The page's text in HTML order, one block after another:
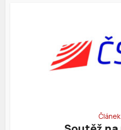
Článek